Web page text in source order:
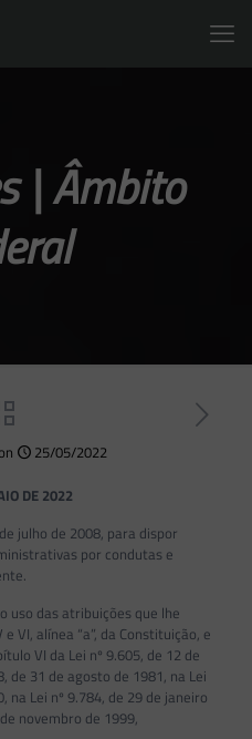
| Âmbito
25/05/2022
DE 2022
julho de 2008, para dispor
por condutas e
uso das atribuições que lhe
e VI, alínea “a”, da Constituição, e
VI da Lei nº 9.605, de 12 de
de 31 de agosto de 1981, na Lei
na Lei nº 9.784, de 29 de janeiro
novembro de 1999,